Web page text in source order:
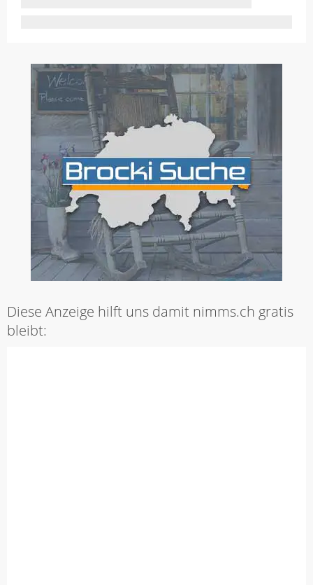
Diese Anzeige hilft uns damit nimms.ch gratis
bleibt: